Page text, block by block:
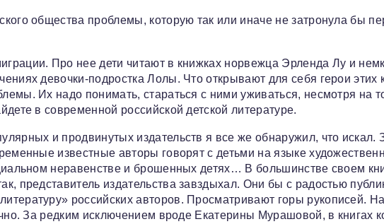
общества проблемы, которую так или иначе не затронула бы
Про нее дети читают в книжках норвежца Эрленда Лу и
девочки-подростка Лолы. Что открывают для себя герои этих
Их надо понимать, стараться с ними уживаться, несмотря на
в современной российской детской литературе.
и продвинутых издательств я все же обнаружил, что искал.
известные авторы говорят с детьми на языке
неравенстве и брошенных детях… В большинстве своем
представитель издательства завздыхал. Они бы с радостью
российских авторов. Просматривают горы рукописей.
За редким исключением вроде Екатерины Мурашовой, в книгах